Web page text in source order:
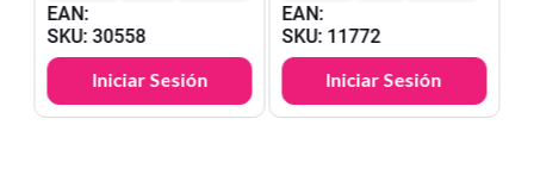
EAN:
SKU:30558
Iniciar Sesión
EAN:
SKU: 11772
Iniciar Sesión